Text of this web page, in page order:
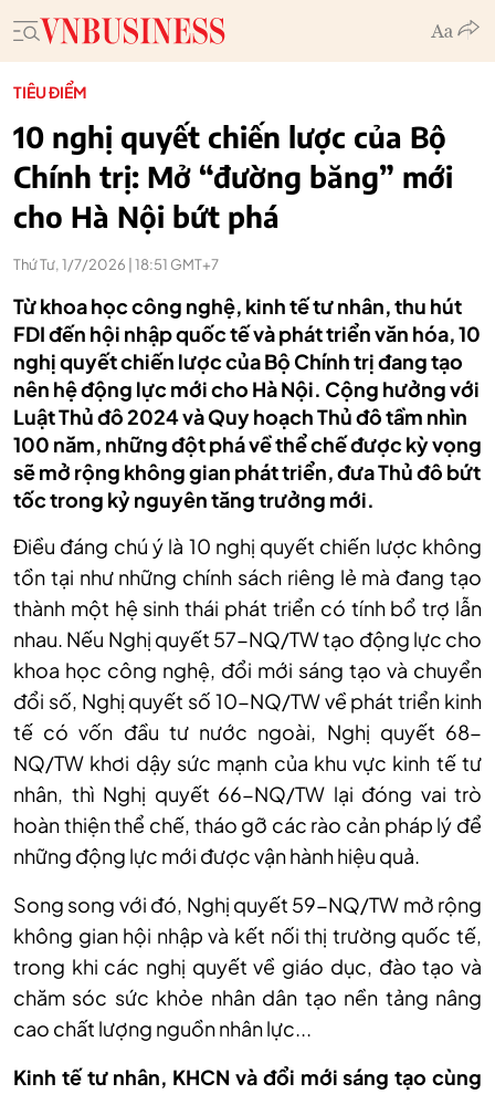
TIÊU ĐIỂM
10 nghị quyết chiến lược của Bộ
Chính trị: Mở “đường băng” mới
cho Hà Nội bứt phá
Thứ Tư, 1/7/2026 | 18:51 GMT+7
Từ khoa học công nghệ, kinh tế tư nhân, thu hút
FDI đến hội nhập quốc tế và phát triển văn hóa, 10
nghị quyết chiến lược của Bộ Chính trị đang tạo
nên hệ động lực mới cho Hà Nội. Cộng hưởng với
Luật Thủ đô 2024 và Quy hoạch Thủ đô tầm nhìn
100 năm, những đột phá về thể chế được kỳ vọng
sẽ mở rộng không gian phát triển, đưa Thủ đô bứt
tốc trong kỷ nguyên tăng trưởng mới.
Điều đáng chú ý là 10 nghị quyết chiến lược không
tồn tại như những chính sách riêng lẻ mà đang tạo
thành một hệ sinh thái phát triển có tính bổ trợ lẫn
nhau. Nếu Nghị quyết 57-NQ/TW tạo động lực cho
khoa học công nghệ, đổi mới sáng tạo và chuyển
đổi số, Nghị quyết số 10-NQ/TW về phát triển kinh
tế có vốn đầu tư nước ngoài, Nghị quyết 68-
NQ/TW khơi dậy sức mạnh của khu vực kinh tế tư
nhân, thì Nghị quyết 66-NQ/TW lại đóng vai trò
hoàn thiện thể chế, tháo gỡ các rào cản pháp lý để
những động lực mới được vận hành hiệu quả.
Song song với đó, Nghị quyết 59-NQ/TW mở rộng
không gian hội nhập và kết nối thị trường quốc tế,
trong khi các nghị quyết về giáo dục, đào tạo và
chăm sóc sức khỏe nhân dân tạo nền tảng nâng
cao chất lượng nguồn nhân lực...
Kinh tế tư nhân, KHCN và đổi mới sáng tạo cùng